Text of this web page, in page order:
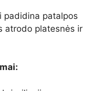
padidina patalpos
atrodo platesnės ir